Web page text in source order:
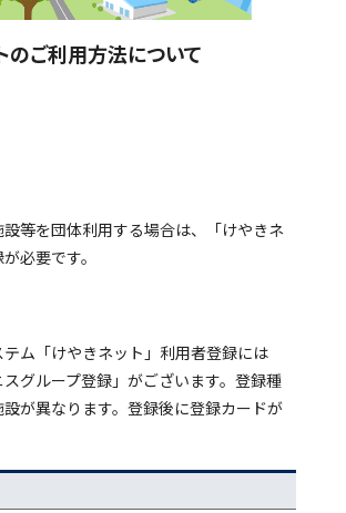
のご利用方法について
等を団体利用する場合は、「けやきネ
必要です。
ム「けやきネット」利用者登録には
スグループ登録」がございます。登録種
が異なります。登録後に登録カードが